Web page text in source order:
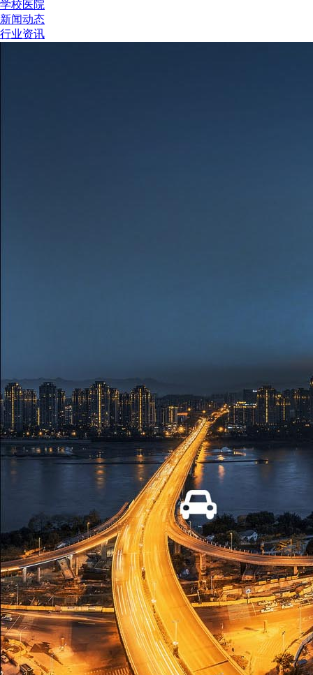
学校医院
新闻动态
行业资讯